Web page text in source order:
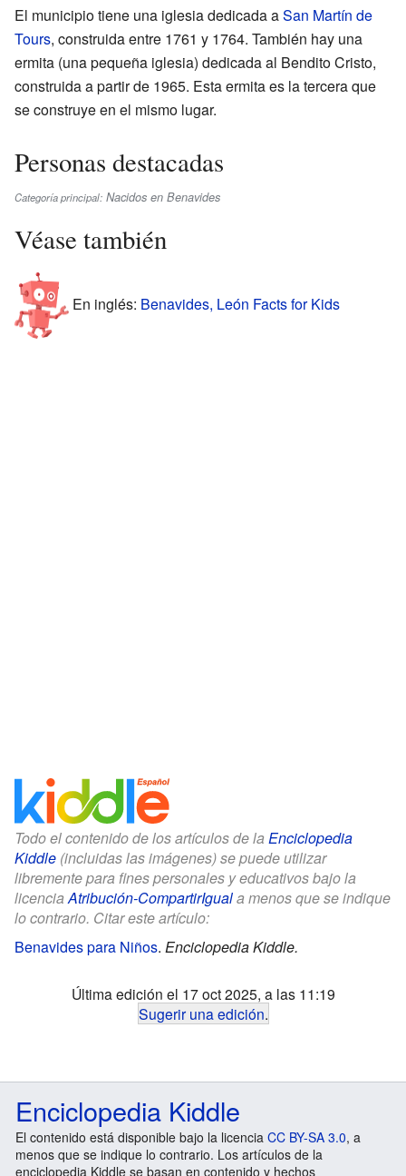
El municipio tiene una iglesia dedicada aSan Martín de
Tours, construida entre 1761 y 1764. También hay una
ermita (una pequeña iglesia) dedicada al Bendito Cristo,
construida a partir de 1965. Esta ermita es la tercera que
se construye en el mismo lugar.
Personas destacadas
Categoría principal: Nacidos en Benavides
Véase también
En inglés: Benavides, León Facts for Kids
Todo el contenido de los artículos de la Enciclopedia
Kiddle (incluidas las imágenes) se puede utilizar
libremente para fines personales y educativos bajo la
licenciaAtribución-CompartirIguala menos que se indique
lo contrario. Citar este artículo:
Benavides para Niños. Enciclopedia Kiddle.
Última edición el 17 oct 2025, a las 11:19
Sugerir una edición.
Enciclopedia Kiddle
El contenido está disponible bajo la licencia CC BY-SA 3.0, a
menos que se indique lo contrario. Los artículos de la
enciclopedia Kiddle se basan en contenido y hechos